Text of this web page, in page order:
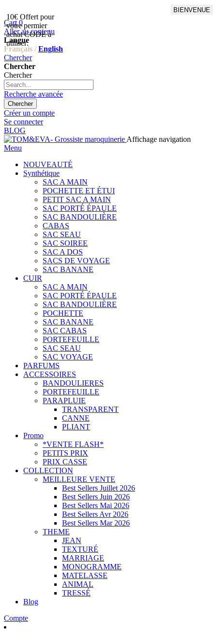
10€ Offert pour
votre permier
achat CODE à
utiliser:
BIENVENUE
Cart 0
Aller au contenu
Langue
Français / English
Chercher
Chercher
Chercher
Recherche avancée
Chercher
Créer un compte
Se connecter
BLOG
Affichage navigation
Menu
NOUVEAUTÉ
Synthétique
SAC A MAIN
POCHETTE ET ÉTUI
PETIT SAC A MAIN
SAC PORTÉ ÉPAULE
SAC BANDOULIÈRE
CABAS
SAC SEAU
SAC SOIREE
SAC A DOS
SACS DE VOYAGE
SAC BANANE
CUIR
SAC A MAIN
SAC PORTÉ ÉPAULE
SAC BANDOULIÈRE
POCHETTE
SAC BANANE
SAC CABAS
PORTEFEUILLE
SAC SEAU
SAC VOYAGE
PARFUMS
ACCESSOIRES
BANDOULIERES
PORTEFEUILLE
PARAPLUIE
TRANSPARENT
CANNE
PLIANT
Promo
*VENTE FLASH*
PETITS PRIX
PRIX CASSE
COLLECTION
MEILLEURE VENTE
Best Sellers Juillet 2026
Best Sellers Juin 2026
Best Sellers Mai 2026
Best Sellers Avr 2026
Best Sellers Mar 2026
THEME
JEAN
TEXTURÉ
MARRIAGE
MONOGRAMME
MATELASSE
ANIMAL
TRESSÉ
Blog
Compte